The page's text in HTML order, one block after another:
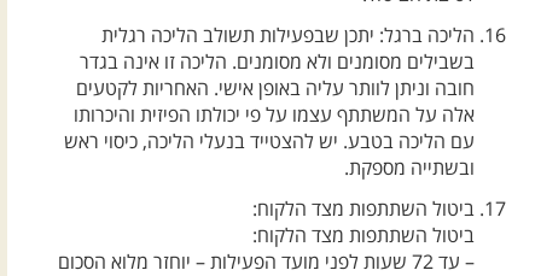
הליכה ברגל: יתכן שבפעילות תשולב הליכה רגלית
בשבילים מסומנים ולא מסומנים. הליכה זו אינה בגדר
חובה וניתן לוותר עליה באופן אישי. האחריות לקטעים
אלה על המשתתף עצמו על פי יכולתו הפיזית והיכרותו
עם הליכה בטבע. יש להצטייד בנעלי הליכה, כיסוי ראש
ובשתייה מספקת.
ביטול השתתפות מצד הלקוח:
ביטול השתתפות מצד הלקוח:
– עד 72 שעות לפני מועד הפעילות – יוחזר מלוא הסכום